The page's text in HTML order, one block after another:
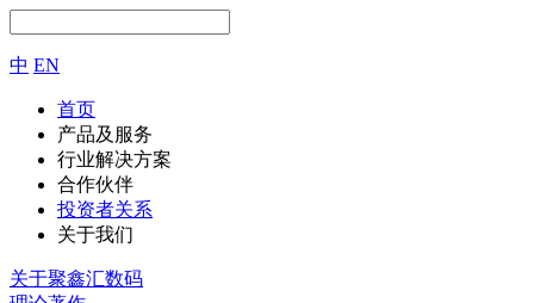
中 EN
首页
产品及服务
行业解决方案
合作伙伴
投资者关系
关于我们
关于聚鑫汇数码